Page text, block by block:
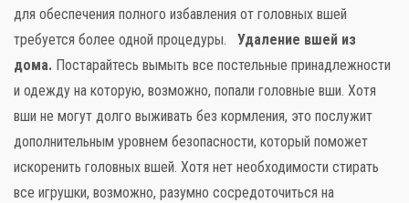
для обеспечения полного избавления от головных вшей
требуется более одной процедуры. Удаление вшей из
дома. Постарайтесь вымыть все постельные принадлежности
и одежду на которую, возможно, попали головные вши. Хотя
вши не могут долго выживать без кормления, это послужит
дополнительным уровнем безопасности, который поможет
искоренить головных вшей. Хотя нет необходимости стирать
все игрушки, возможно, разумно сосредоточиться на